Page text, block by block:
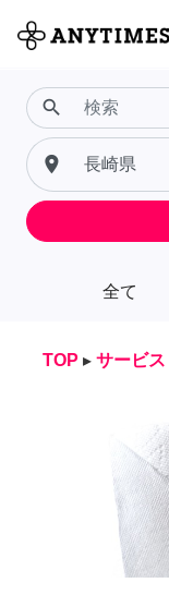
全て
search
place
TOP ▸ サービス